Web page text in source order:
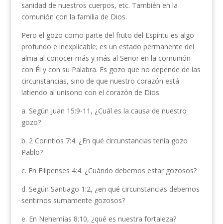
sanidad de nuestros cuerpos, etc. También en la
comunión con la familia de Dios.
Pero el gozo como parte del fruto del Espíritu es algo
profundo e inexplicable; es un estado permanente del
alma al conocer más y más al Señor en la comunión
con Él y con su Palabra. Es gozo que no depende de las
circunstancias, sino de que nuestro corazón está
latiendo al unísono con el corazón de Dios.
a. Según Juan 15:9-11, ¿Cuál es la causa de nuestro
gozo?
b. 2 Corintios 7:4. ¿En qué circunstancias tenía gozo
Pablo?
c. En Filipenses 4:4. ¿Cuándo debemos estar gozosos?
d. Según Santiago 1:2, ¿en qué circunstancias debemos
sentirnos sumamente gozosos?
e. En Nehemías 8:10, ¿qué es nuestra fortaleza?